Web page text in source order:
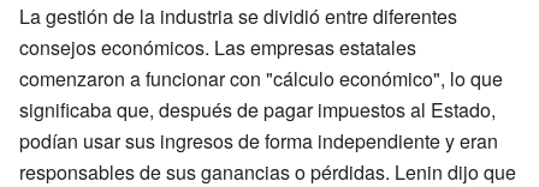
La gestión de la industria se dividió entre diferentes
consejos económicos. Las empresas estatales
comenzaron a funcionar con "cálculo económico", lo que
significaba que, después de pagar impuestos al Estado,
podían usar sus ingresos de forma independiente y eran
responsables de sus ganancias o pérdidas. Lenin dijo que